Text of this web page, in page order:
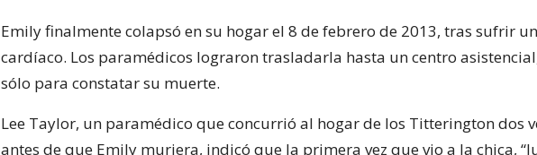
Emily finalmente colapsó en su hogar el 8 de febrero de 2013, tras sufrir
cardíaco. Los paramédicos lograron trasladarla hasta un centro
sólo para constatar su muerte.
Lee Taylor, un paramédico que concurrió al hogar de los Titterington dos
antes de que Emily muriera, indicó que la primera vez que vio a la chica,